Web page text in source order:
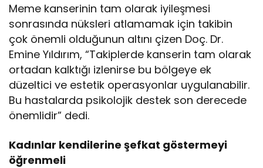
Meme kanserinin tam olarak iyileşmesi
sonrasında nüksleri atlamamak için takibin
çok önemli olduğunun altını çizen Doç. Dr.
Emine Yıldırım, “Takiplerde kanserin tam olarak
ortadan kalktığı izlenirse bu bölgeye ek
düzeltici ve estetik operasyonlar uygulanabilir.
Bu hastalarda psikolojik destek son derecede
önemlidir” dedi.
Kadınlar kendilerine şefkat göstermeyi
öğrenmeli